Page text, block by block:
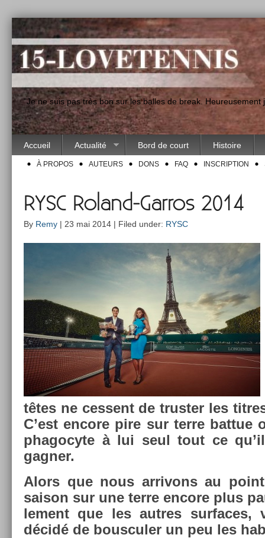
"Je ne suis pas très bon sur les balles de break.
Accueil Actualité Bord de court Histoire
À PROPOS AUTEURS DONS FAQ INSCRIPTION
RYSC Roland-Garros 2014
By Remy | 23 mai 2014 | Filed under: RYSC
têtes ne ces­sent de trust­er les
C’est en­core pire sur terre bat­tue
phagocyte à lui seul tout ce
gagn­er.
Alors que nous ar­rivons au
saison sur une terre en­core plus
le­ment que les aut­res sur­faces,
décidé de bous­cul­er un peu les